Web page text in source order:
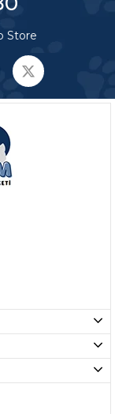
Store